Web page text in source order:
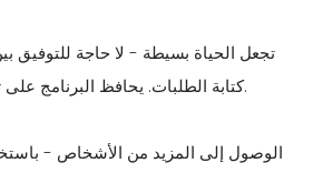
كتابة الطلبات. يحافظ البرنامج على تنظيم كل شيء من أجلك.